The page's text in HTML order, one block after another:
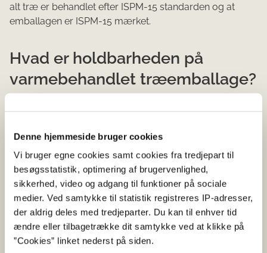
Denne hjemmeside bruger cookies
Vi bruger egne cookies samt cookies fra tredjepart til
besøgsstatistik, optimering af brugervenlighed,
sikkerhed, video og adgang til funktioner på sociale
medier. Ved samtykke til statistik registreres IP-adresser,
der aldrig deles med tredjeparter. Du kan til enhver tid
ændre eller tilbagetrække dit samtykke ved at klikke på
”Cookies” linket nederst på siden.
alt træ er behandlet efter ISPM-15 standarden og at
emballagen er ISPM-15 mærket.
Hvad er holdbarheden på
varmebehandlet træemballage?
ændres på træemballageenheden. Det skyldes at
behandlingen retter sig mod skadegørere, som angriber
levende planter.
Hvis der sker ændringer af emballagen, skal reglerne for
reparation mm følges. Det skal sikre, at alle dele i en
ISPM-15 mærket enhed altid er behandlet efter
standarden, og at der altid kan spores tilbage til
træemballagevirksomheden, som har produceret eller